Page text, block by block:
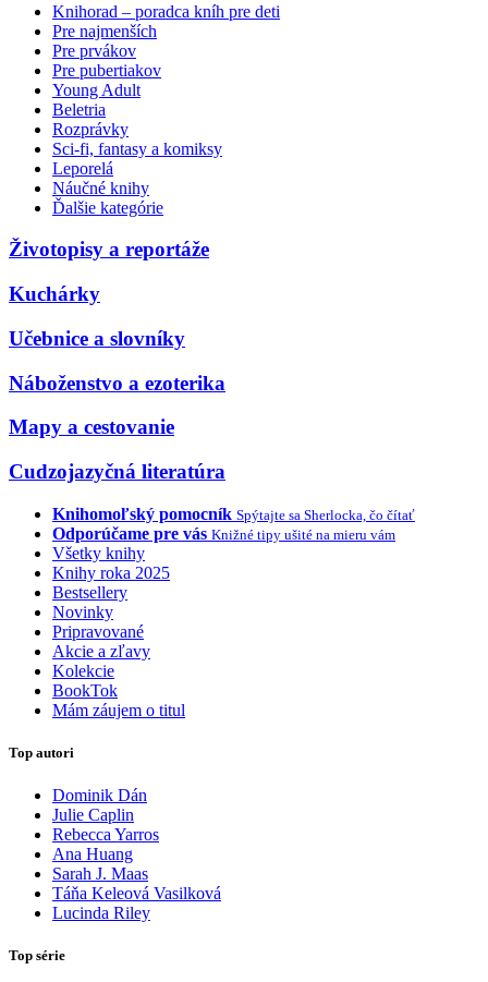
Knihorad – poradca kníh pre deti
Pre najmenších
Pre prvákov
Pre pubertiakov
Young Adult
Beletria
Rozprávky
Sci-fi, fantasy a komiksy
Leporelá
Náučné knihy
Ďalšie kategórie
Životopisy a reportáže
Kuchárky
Učebnice a slovníky
Náboženstvo a ezoterika
Mapy a cestovanie
Cudzojazyčná literatúra
Knihomoľský pomocník Spýtajte sa Sherlocka, čo čítať
Odporúčame pre vás Knižné tipy ušité na mieru vám
Všetky knihy
Knihy roka 2025
Bestsellery
Novinky
Pripravované
Akcie a zľavy
Kolekcie
BookTok
Mám záujem o titul
Top autori
Dominik Dán
Julie Caplin
Rebecca Yarros
Ana Huang
Sarah J. Maas
Táňa Keleová Vasilková
Lucinda Riley
Top série